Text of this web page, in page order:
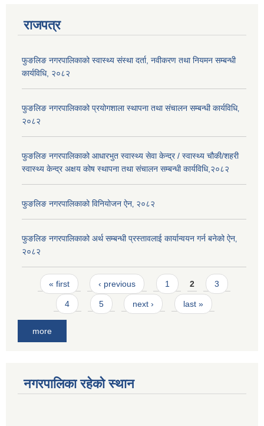
राजपत्र
फुङलिङ नगरपालिकाको स्वास्थ्य संस्था दर्ता, नवीकरण तथा नियमन सम्बन्धी
कार्यविधि, २०८२
फुङलिङ नगरपालिकाको प्रयोगशाला स्थापना तथा संचालन सम्बन्धी कार्यविधि‚
२०८२
फुङलिङ नगरपालिकाको आधारभुत स्वास्थ्य सेवा केन्द्र / स्वास्थ्य चौकी/शहरी
स्वास्थ्य केन्द्र अक्षय कोष स्थापना तथा संचालन सम्बन्धी कार्यविधि,२०८२
फुङलिङ नगरपालिकाको विनियोजन ऐन‚ २०८२
फुङलिङ नगरपालिकाको अर्थ सम्बन्धी प्रस्तावलाई कार्यान्वयन गर्न बनेको ऐन‚
२०८२
Pages
« first ‹ previous 1 2 3
4 5 next › last »
more
नगरपालिका रहेको स्थान